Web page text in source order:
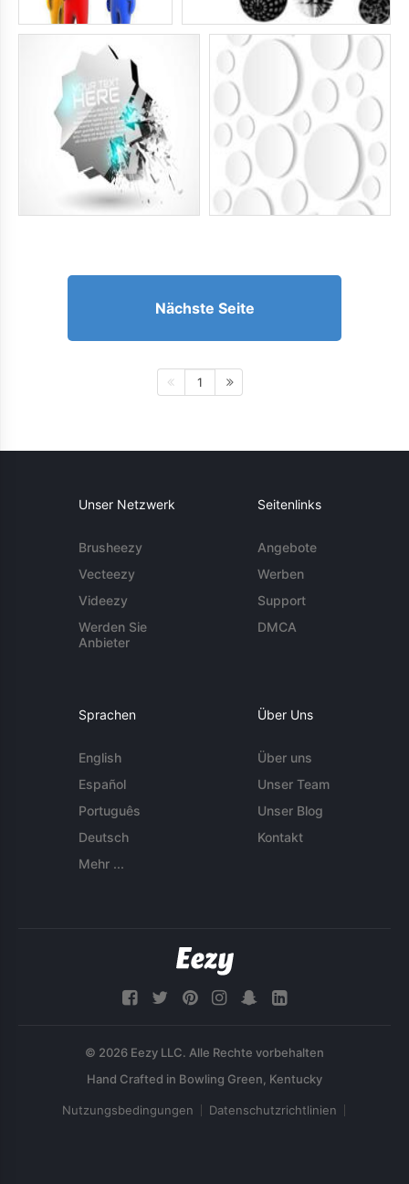
Nächste Seite
1
Unser Netzwerk
Brusheezy
Vecteezy
Videezy
Werden Sie
Anbieter
Seitenlinks
Angebote
Werben
Support
DMCA
Sprachen
English
Español
Português
Deutsch
Mehr ...
Über Uns
Über uns
Unser Team
Unser Blog
Kontakt
© 2026 Eezy LLC. Alle Rechte vorbehalten
Nutzungsbedingungen Datenschutzrichtlinien